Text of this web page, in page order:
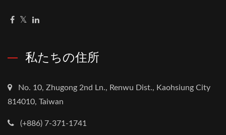
私たちの住所
No. 10, Zhugong 2nd Ln., Renwu Dist., Kaohsiung City
814010, Taiwan
(+886) 7-371-1741